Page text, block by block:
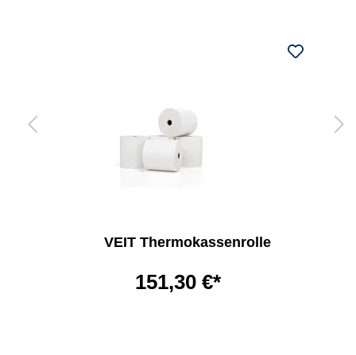
VEIT Thermokassenrolle
151,30 €*